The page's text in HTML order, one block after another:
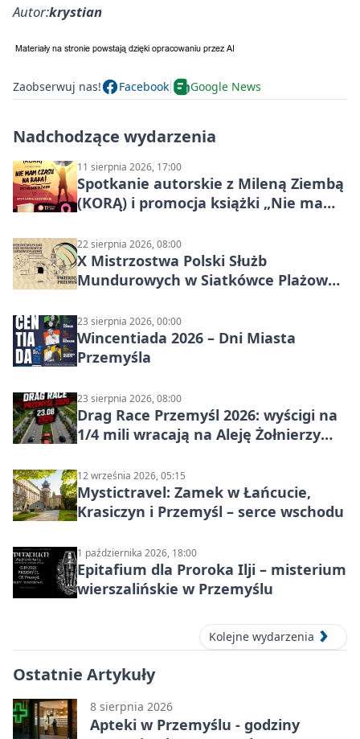
Autor:krystian
Zaobserwuj nas! Facebook Google News
Nadchodzące wydarzenia
11 sierpnia 2026, 17:00
Spotkanie autorskie z Mileną Ziembą
(KORĄ) i promocja książki „Nie mam
22 sierpnia 2026, 08:00
X Mistrzostwa Polski Służb
Mundurowych w Siatkówce Plażowej
23 sierpnia 2026, 00:00
Wincentiada 2026 – Dni Miasta
Przemyśla
23 sierpnia 2026, 08:00
Drag Race Przemyśl 2026: wyścigi na
1/4 mili wracają na Aleję Żołnierzy
12 września 2026, 05:15
Mystictravel: Zamek w Łańcucie,
Krasiczyn i Przemyśl – serce wschodu
1 października 2026, 18:00
Epitafium dla Proroka Ilji – misterium
wierszalińskie w Przemyślu
Kolejne wydarzenia
Ostatnie Artykuły
8 sierpnia 2026
Apteki w Przemyślu - godziny